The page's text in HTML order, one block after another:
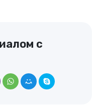
с